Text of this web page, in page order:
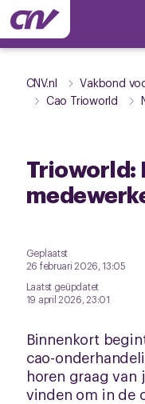
CNV.nl Vakbond
Cao Trioworld
Trioworld:
Geplaatst
26 februari 2026, 13:05
Laatst geüpdatet
19 april 2026, 23:01
Binnenkort
cao-
horen graag
vinden om in de